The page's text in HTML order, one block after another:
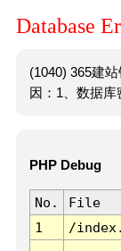
Database
(1040) 365建
因：1、数据库
PHP Debug
No. File
1
/